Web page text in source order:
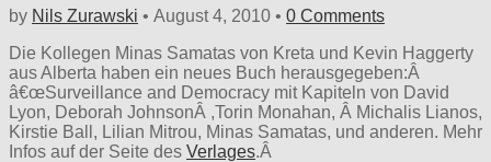
by Nils Zurawski • August 4, 2010 • 0 Comments
Die Kollegen Minas Samatas von Kreta und Kevin Haggerty
aus Alberta haben ein neues Buch herausgegeben:Â
â€œSurveillance and Democracy mit Kapiteln von David
Lyon, Deborah JohnsonÂ ,Torin Monahan, Â Michalis Lianos,
Kirstie Ball, Lilian Mitrou, Minas Samatas, und anderen. Mehr
Infos auf der Seite des Verlages.Â